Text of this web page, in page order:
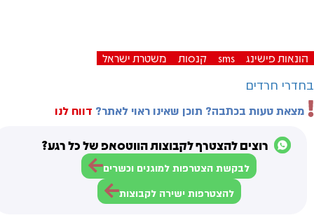
הונאות פישינג sms קנסות משטרת ישראל
בחדרי חרדים
מצאת טעות בכתבה? תוכן שאינו ראוי לאתר? דווח לנו
רוצים להצטרף לקבוצות הווטסאפ של כל רגע?
לבקשת הצטרפות למוגנים וכשרים
להצטרפות ישירה לקבוצות